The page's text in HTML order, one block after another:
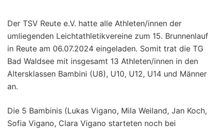
Der TSV Reute e.V. hatte alle Athleten/innen der
umliegenden Leichtathletikvereine zum 15. Brunnenlauf
in Reute am 06.07.2024 eingeladen. Somit trat die TG
Bad Waldsee mit insgesamt 13 Athleten/innen in den
Altersklassen Bambini (U8), U10, U12, U14 und Männer
an.
Die 5 Bambinis (Lukas Vigano, Mila Weiland, Jan Koch,
Sofia Vigano, Clara Vigano starteten noch bei